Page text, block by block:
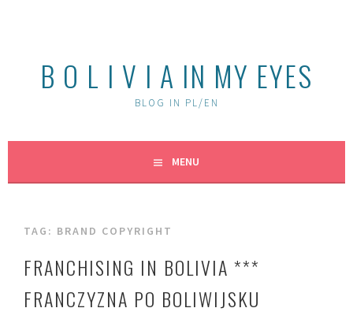
B O L I V I A IN MY EYES
BLOG IN PL/EN
MENU
TAG: BRAND COPYRIGHT
FRANCHISING IN BOLIVIA ***
FRANCZYZNA PO BOLIWIJSKU